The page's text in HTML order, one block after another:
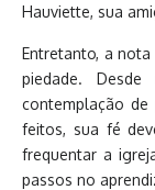
Hauviette, sua
Entretanto, a
piedade.
contemplação de
feitos, sua fé
frequentar a
passos no